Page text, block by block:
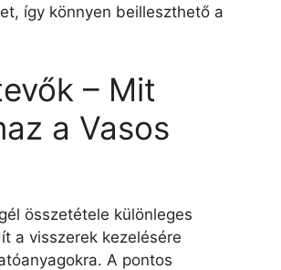
így könnyen beilleszthető a
– Mit
a Vasos
összetétele különleges
a visszerek kezelésére
A pontos